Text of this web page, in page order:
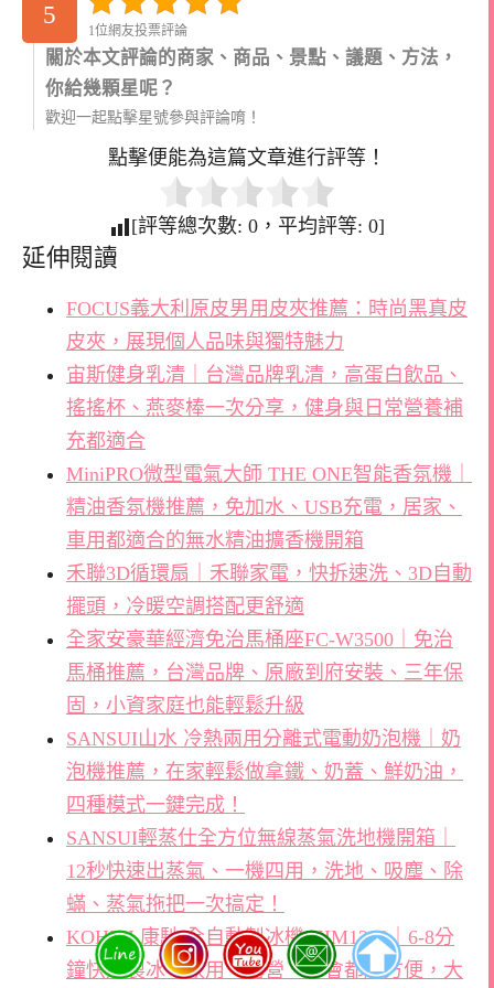
5
1位網友投票評論
關於本文評論的商家、商品、景點、議題、方法，
你給幾顆星呢？
歡迎一起點擊星號參與評論唷！
點擊便能為這篇文章進行評等！
[評等總次數: 0 ，平均評等: 0]
延伸閱讀
FOCUS義大利原皮男用皮夾推薦：時尚黑真皮
皮夾，展現個人品味與獨特魅力
宙斯健身乳清｜台灣品牌乳清，高蛋白飲品、
搖搖杯、燕麥棒一次分享，健身與日常營養補
充都適合
MiniPRO微型電氣大師 THE ONE智能香氛機｜
精油香氛機推薦，免加水、USB充電，居家、
車用都適合的無水精油擴香機開箱
禾聯3D循環扇｜禾聯家電，快拆速洗、3D自動
擺頭，冷暖空調搭配更舒適
全家安豪華經濟免治馬桶座FC-W3500｜免治
馬桶推薦，台灣品牌、原廠到府安裝、三年保
固，小資家庭也能輕鬆升級
SANSUI山水 冷熱兩用分離式電動奶泡機｜奶
泡機推薦，在家輕鬆做拿鐵、奶蓋、鮮奶油，
四種模式一鍵完成！
SANSUI輕蒸仕全方位無線蒸氣洗地機開箱｜
12秒快速出蒸氣、一機四用，洗地、吸塵、除
蟎、蒸氣拖把一次搞定！
KOHZII 康馳 全自動製冰機 KIM1200｜6-8分
鐘快速製冰！家用、露營、聚會都超方便，大